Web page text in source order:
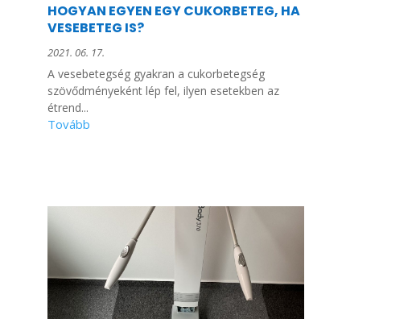
HOGYAN EGYEN EGY CUKORBETEG, HA
VESEBETEG IS?
2021. 06. 17.
A vesebetegség gyakran a cukorbetegség
szövődményeként lép fel, ilyen esetekben az
étrend...